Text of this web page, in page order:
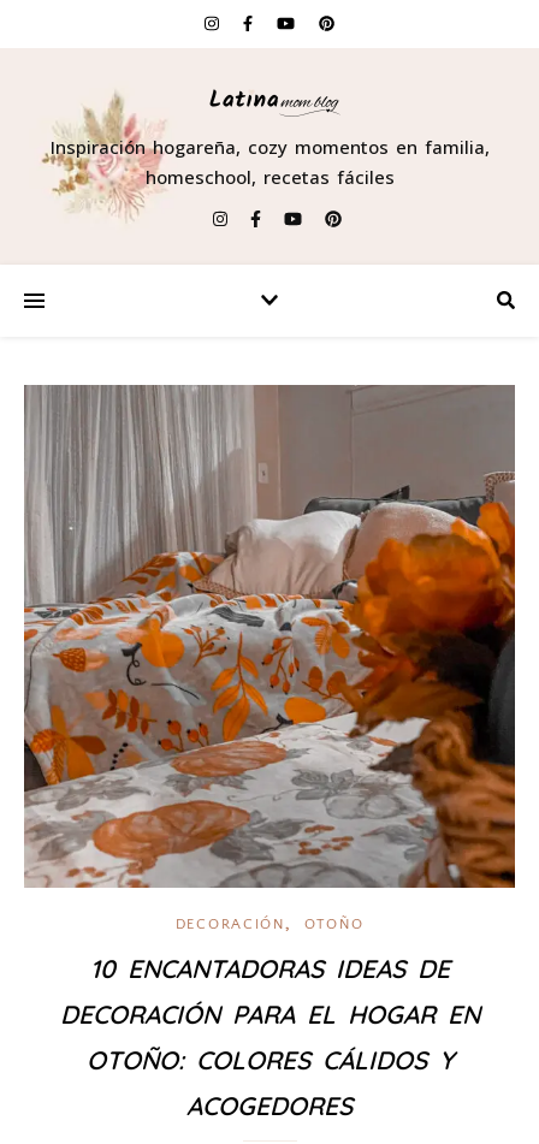
Inspiración hogareña, cozy momentos en familia,
homeschool, recetas fáciles
DECORACIÓN , OTOÑO
10 ENCANTADORAS IDEAS DE
DECORACIÓN PARA EL HOGAR EN
OTOÑO: COLORES CÁLIDOS Y
ACOGEDORES